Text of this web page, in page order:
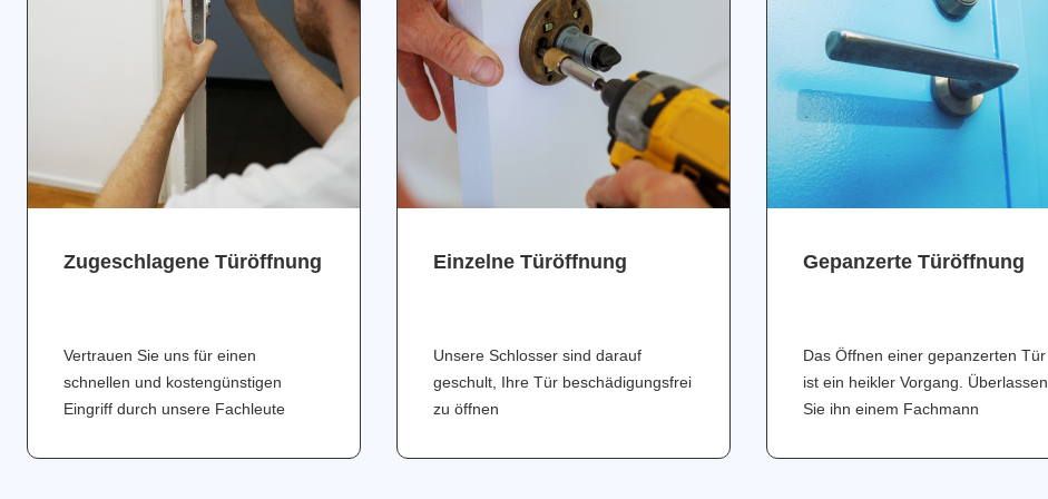
Zugeschlagene Türöffnung
Vertrauen Sie uns für einen
schnellen und kostengünstigen
Eingriff durch unsere Fachleute
Einzelne Türöffnung
Unsere Schlosser sind darauf
geschult, Ihre Tür beschädigungsfrei
zu öffnen
Gepanzerte Türöffnung
Das Öffnen einer gepanzerten Tür
ist ein heikler Vorgang. Überlassen
Sie ihn einem Fachmann